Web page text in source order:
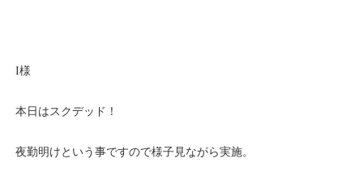
I様
本日はスクデッド！
夜勤明けという事ですので様子見ながら実施。